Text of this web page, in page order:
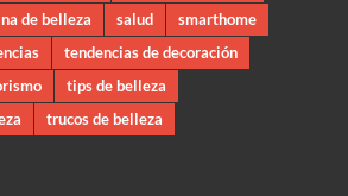
de belleza salud
smarthome
tendencias de decoración
tips de belleza
trucos de belleza